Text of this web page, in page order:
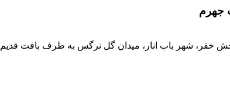
جهرم
خفر، شهر باب انار، میدان گل نرگس به طرف بافت